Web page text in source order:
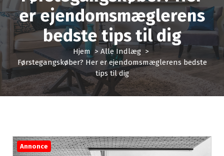
i
h
o
er ejendomsmæglerens
bedste tips til dig
Hjem > Alle Indlæg >
Førstegangskøber? Her er ejendomsmæglerens bedste
tips til dig
Annonce